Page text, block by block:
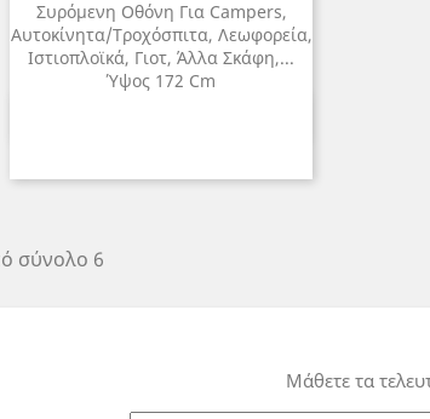
Συρόμενη Οθόνη Για Campers,
Αυτοκίνητα/Τροχόσπιτα, Λεωφορεία,
Ιστιοπλοϊκά, Γιοτ, Άλλα Σκάφη,...
Ύψος 172 Cm
σύνολο 6
Μάθετε τα